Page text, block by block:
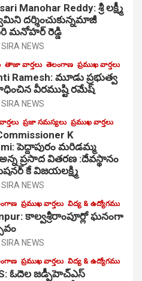
Manohar Reddy: శ్రీ లక్ష్మీ
దర్శించుకున్నమాజీ
మనోహర్ రెడ్డి
SIRA NEWS
తాజా వార్తలు తెలంగాణ ప్రముఖ వార్తలు
Ramesh: మూడు ప్రభుత్వ
వీరముష్టి రమేష్
SIRA NEWS
ప్రజా సమస్యలు ప్రముఖ వార్తలు
K
పెద్దాపురం మరిడమ్మ
ప్రసాద వితరణ :దేవస్థానం
కే విజయలక్ష్మి
SIRA NEWS
ప్రముఖ వార్తలు విద్య & ఉద్యోగము
కాల్వశ్రీరాంపూర్లో ఘనంగా
SIRA NEWS
ప్రముఖ వార్తలు విద్య & ఉద్యోగము
ఓదెల జ‌డ్పీహెచ్ఎస్